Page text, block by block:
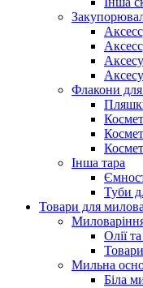
Флакони
Інша тара
Туби
Товари для
Олії
Мильна
Біла